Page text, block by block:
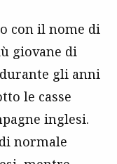
con il nome di
giovane di
gli anni
le casse
inglesi.
normale